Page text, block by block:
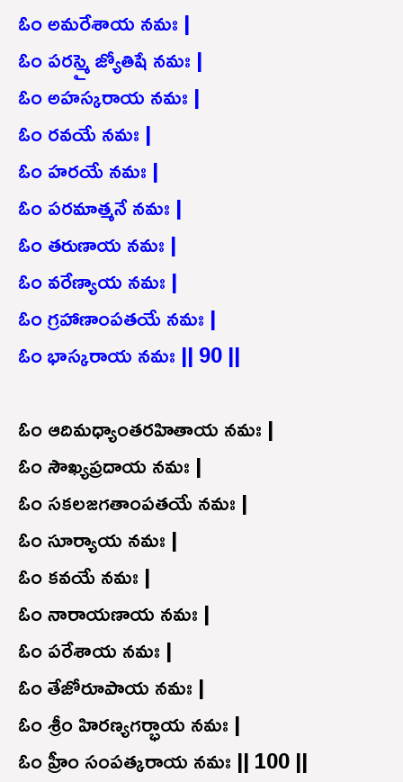
ఓం అమరేశాయ నమః |
ఓం పరస్మై జ్యోతిషే నమః |
ఓం అహస్కరాయ నమః |
ఓం రవయే నమః |
ఓం హరయే నమః |
ఓం పరమాత్మనే నమః |
ఓం తరుణాయ నమః |
ఓం వరేణ్యాయ నమః |
ఓం గ్రహాణాంపతయే నమః |
ఓం భాస్కరాయ నమః || 90 ||
ఓం ఆదిమధ్యాంతరహితాయ నమః |
ఓం సౌఖ్యప్రదాయ నమః |
ఓం సకలజగతాంపతయే నమః |
ఓం సూర్యాయ నమః |
ఓం కవయే నమః |
ఓం నారాయణాయ నమః |
ఓం పరేశాయ నమః |
ఓం తేజోరూపాయ నమః |
ఓం శ్రీం హిరణ్యగర్భాయ నమః |
ఓం హ్రీం సంపత్కరాయ నమః || 100 ||